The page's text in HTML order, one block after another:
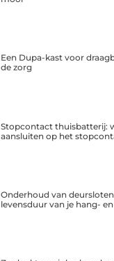
Een Dupa-kast voor
de zorg
Stopcontact thuisbatterij:
aansluiten op het
Onderhoud van
levensduur van je hang-